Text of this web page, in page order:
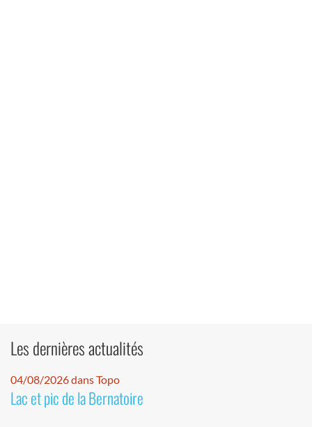
Les dernières actualités
04/08/2026 dans Topo
Lac et pic de la Bernatoire